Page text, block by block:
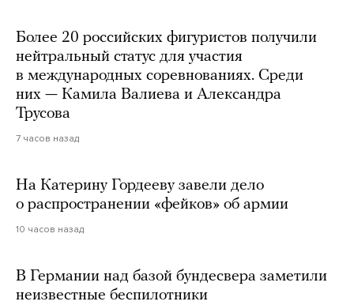
Более 20 российских фигуристов получили
нейтральный статус для участия
в международных соревнованиях. Среди
них — Камила Валиева и Александра
Трусова
7 часов назад
На Катерину Гордееву завели дело
о распространении «фейков» об армии
10 часов назад
В Германии над базой бундесвера заметили
неизвестные беспилотники